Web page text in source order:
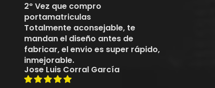
2º Vez que compro
portamatriculas
Totalmente aconsejable, te
mandan el diseño antes de
fabricar, el envio es super rápido,
inmejorable.
Jose Luis Corral García